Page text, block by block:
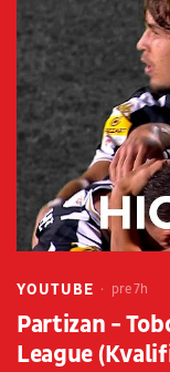
YOUTUBE pre 7h
Partizan -
League